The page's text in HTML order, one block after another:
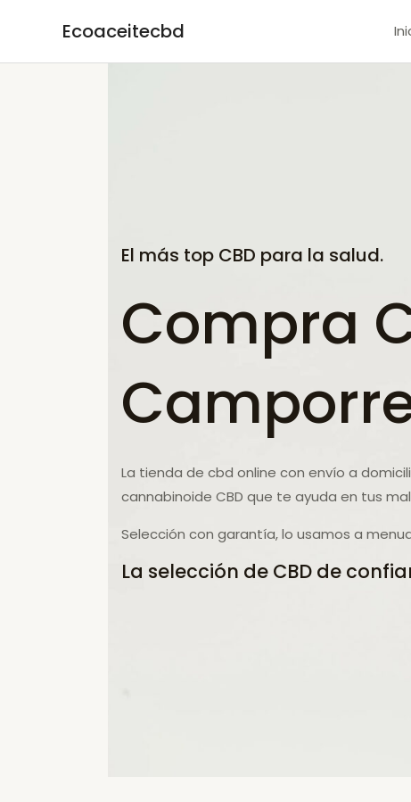
contenido
Ecoaceitecbd
El más top CBD para la salud.
Compra
La tienda de cbd online con envío a
cannabinoide CBD que te ayuda en tus
Selección con garantía, lo usamos a
La selección de CBD de